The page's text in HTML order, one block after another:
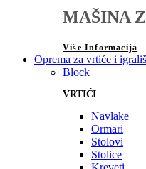
MAŠINA
Više Informacija
Oprema za vrtiće i
Block
VRTIĆI
Navlake
Ormari
Stolovi
Stolice